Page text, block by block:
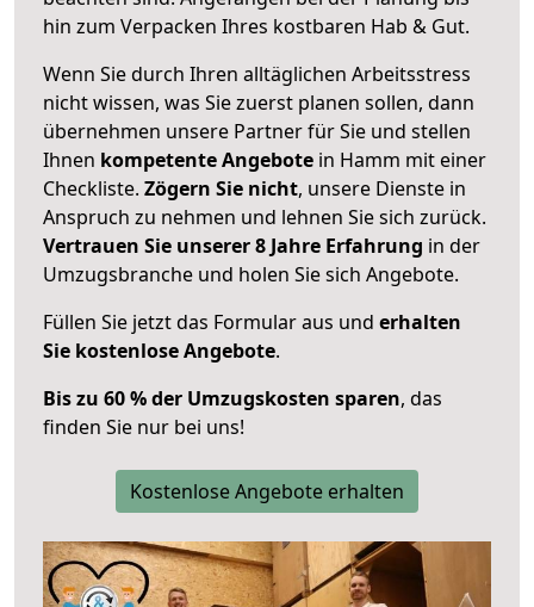
hin zum Verpacken Ihres kostbaren Hab & Gut.
Wenn Sie durch Ihren alltäglichen Arbeitsstress
nicht wissen, was Sie zuerst planen sollen, dann
übernehmen unsere Partner für Sie und stellen
Ihnen kompetente Angebote in Hamm mit einer
Checkliste. Zögern Sie nicht, unsere Dienste in
Anspruch zu nehmen und lehnen Sie sich zurück.
Vertrauen Sie unserer 8 Jahre Erfahrung in der
Umzugsbranche und holen Sie sich Angebote.
Füllen Sie jetzt das Formular aus und erhalten
Sie kostenlose Angebote.
Bis zu 60 % der Umzugskosten sparen, das
finden Sie nur bei uns!
Kostenlose Angebote erhalten